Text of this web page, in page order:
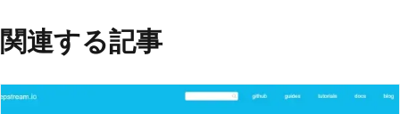
関連する記事